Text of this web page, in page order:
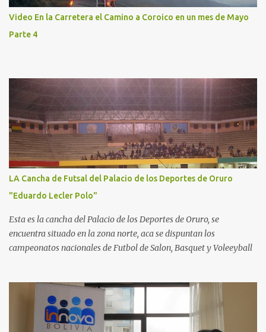
Video En la Carretera el Camino a Coroico en un mes de Mayo
Parte 4
LA Cancha de Futsal del Palacio de los Deportes de Oruro
"Eduardo Lecler Polo"
Esta es la cancha del Palacio de los Deportes de Oruro, se
encuentra situado en la zona norte, aca se dispuntan los
campeonatos nacionales de Futbol de Salon, Basquet y Voleeyball